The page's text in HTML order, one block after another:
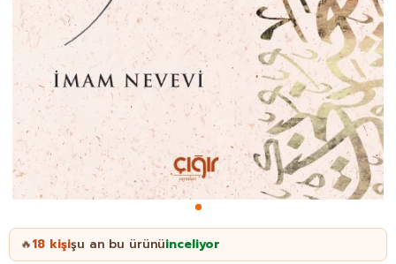
🔥18 kişişu an bu ürünüinceliyor